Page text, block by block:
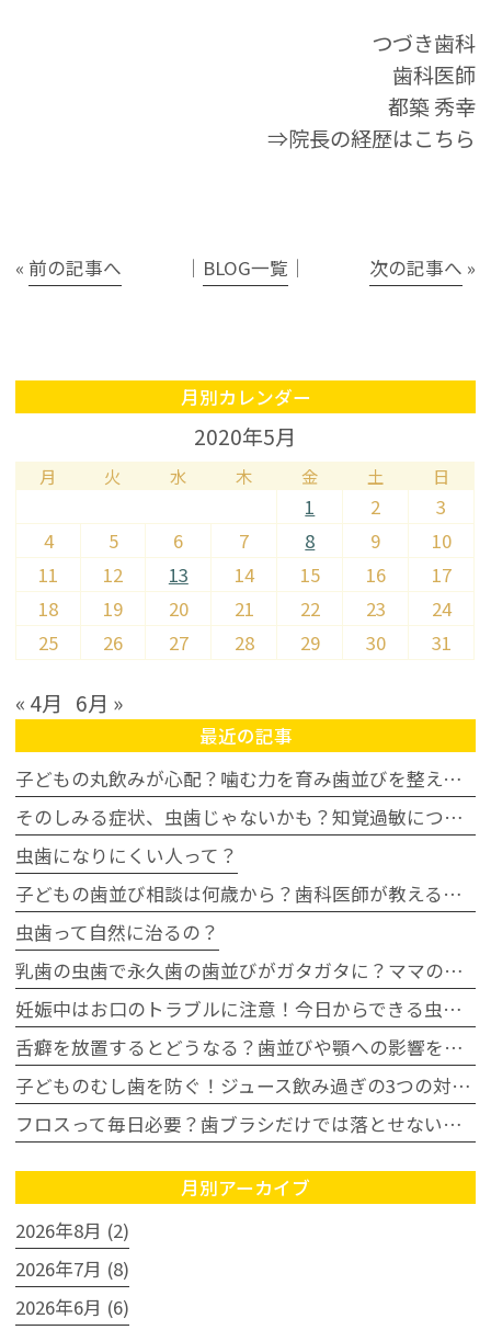
つづき歯科
歯科医師
都築 秀幸
⇒院長の経歴はこちら
« 前の記事へ │ BLOG一覧 │ 次の記事へ »
月別カレンダー
2020年5月
月 火 水 木 金 土 日
1 2
3
4
5 6 7 8 9
10
11
12 13 14 15 16
17
18
19 20 21 22 23
24
25
26 27 28 29 30 31
« 4月 6月 »
最近の記事
子どもの丸飲みが心配？噛む力を育み歯並びを整える家庭の習慣
そのしみる症状、虫歯じゃないかも？知覚過敏について
虫歯になりにくい人って？
子どもの歯並び相談は何歳から？歯科医師が教える受診タイミングの目安
虫歯って自然に治るの？
乳歯の虫歯で永久歯の歯並びがガタガタに？ママの不安に歯科医が回答
妊娠中はお口のトラブルに注意！今日からできる虫歯・歯周病予防
舌癖を放置するとどうなる？歯並びや顎への影響を歯科医師が解説
子どものむし歯を防ぐ！ジュース飲み過ぎの3つの対策｜豊田市
フロスって毎日必要？歯ブラシだけでは落とせない汚れとは
月別アーカイブ
2026年8月 (2)
2026年7月 (8)
2026年6月 (6)